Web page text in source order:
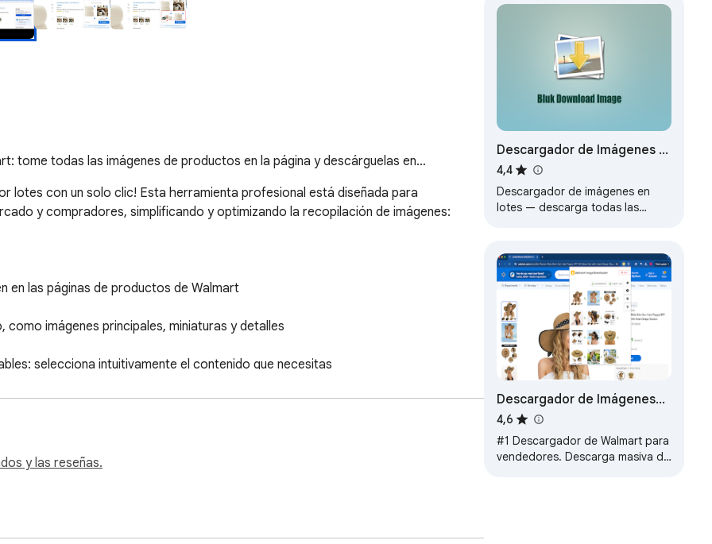
tome todas las imágenes de productos en la página y descárguelas en…
lotes con un solo clic! Esta herramienta profesional está diseñada para
y compradores, simplificando y optimizando la recopilación de imágenes:
en las páginas de productos de Walmart
imágenes principales, miniaturas y detalles
selecciona intuitivamente el contenido que necesitas
al mismo tiempo
y las reseñas.
Descargador de Imágenes -
Fatkun AI Lotes
4,4
Descargador de imágenes en
lotes — descarga todas las
clic.
Descargador de Imágenes
de Walmart
4,6
#1 Descargador de Walmart para
vendedores. Descarga masiva de